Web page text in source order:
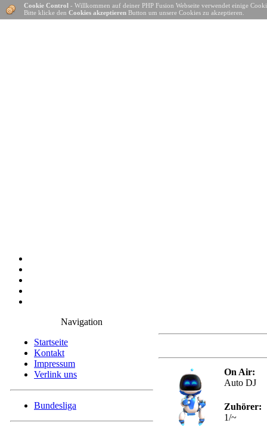
Navigation
Startseite
Kontakt
Impressum
Verlink uns
Bundesliga
On Air:
Auto DJ
Zuhörer:
1/~
Cookie Control - Willkommen auf deiner PHP Fusion Webseite verwendet einige
Bitte klicke den Cookies akzeptieren Button um unsere Cookies zu akzeptieren.